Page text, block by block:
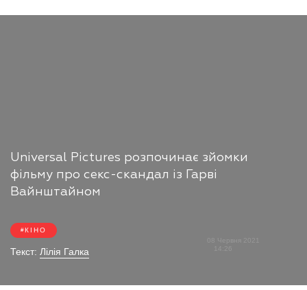
Universal Pictures розпочинає зйомки
фільму про секс-скандал із Гарві
Вайнштайном
КІНО
Текст: Лілія Галка